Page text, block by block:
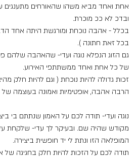
אחת ואחד מביא משהו שהאורחים מתענגים
ובדכ לא ככ מוכרת.
בכלל - אהבה נוכחת ומורגשת היתה אחד
בכל זאת חתונה ).
גם הזוג הנפלא נוגה ועדי- שהאהבה שלהם
של כל אחת ואחד ממשתתפי האירוע.
זכות גדולה להיות נוכחת ( וגם להיות חלק
הרבה אהבה, אופטימיות ואמונה בעוצמה של
נוגה ועדי- תודה לכם על האמון שנתתם בי
מקודש שהיה שם. ובעיקר לך עדי- שלקחת
המופלאה הזו ונתת לי יד חופשית ביצירה.
תודה לכם על הזכות להיות חלק בחגיגה